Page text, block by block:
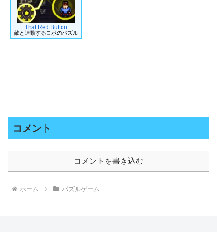
That Red Button
敵と連動するロボのパズル
コメント
コメントを書き込む
ホーム パズルゲーム